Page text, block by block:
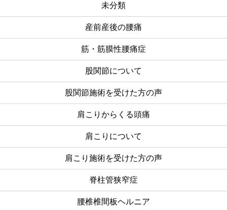
未分類
産前産後の腰痛
筋・筋膜性腰痛症
股関節について
股関節施術を受けた方の声
肩こりからくる頭痛
肩こりについて
肩こり施術を受けた方の声
脊柱管狭窄症
腰椎椎間板ヘルニア